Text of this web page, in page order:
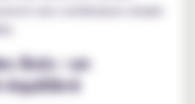
une combinaison simple
Bois : un